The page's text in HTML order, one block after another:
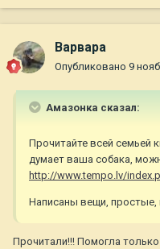
Варвара
Опубликовано 9
Амазонка сказал:
Прочитайте всей семьей
думает ваша собака,
http://www.tempo.lv/
Написаны вещи,
Прочитали!!! Помогла